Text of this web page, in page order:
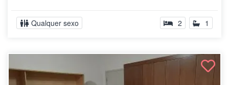
Qualquer sexo 2 1